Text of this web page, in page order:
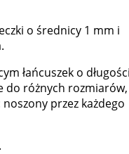
o średnicy 1 mm i
łańcuszek o
do różnych rozmiarów,
przez każdego